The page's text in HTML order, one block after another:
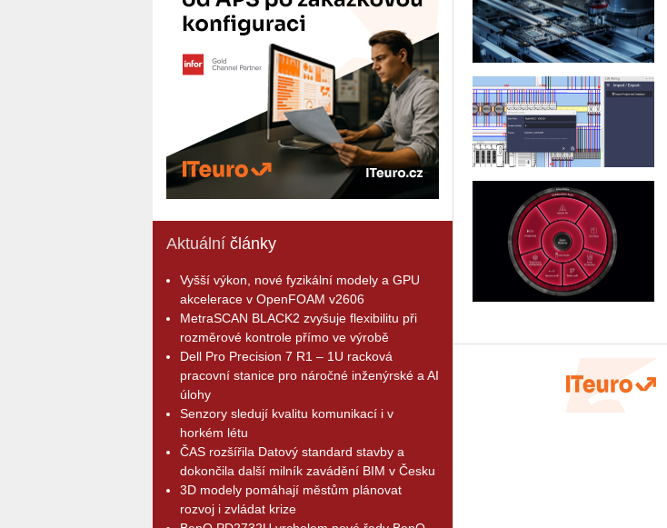
Aktuální články
Vyšší výkon, nové fyzikální modely a GPU
akcelerace v OpenFOAM v2606
MetraSCAN BLACK2 zvyšuje flexibilitu při
rozměrové kontrole přímo ve výrobě
Dell Pro Precision 7 R1 – 1U racková
pracovní stanice pro náročné inženýrské a AI
úlohy
Senzory sledují kvalitu komunikací i v
horkém létu
ČAS rozšířila Datový standard stavby a
dokončila další milník zavádění BIM v Česku
3D modely pomáhají městům plánovat
rozvoj i zvládat krize